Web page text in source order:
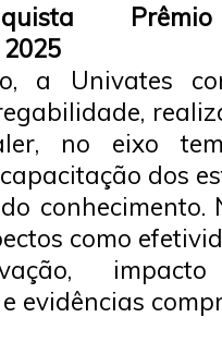
a Univates
no eixo
dos
conhecimento.
como
evidências